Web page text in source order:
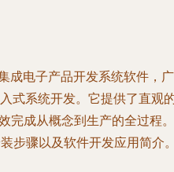
成电子产品开发系统软件，广
式系统开发。它提供了直观
完成从概念到生产的全过程。
步骤以及软件开发应用简介